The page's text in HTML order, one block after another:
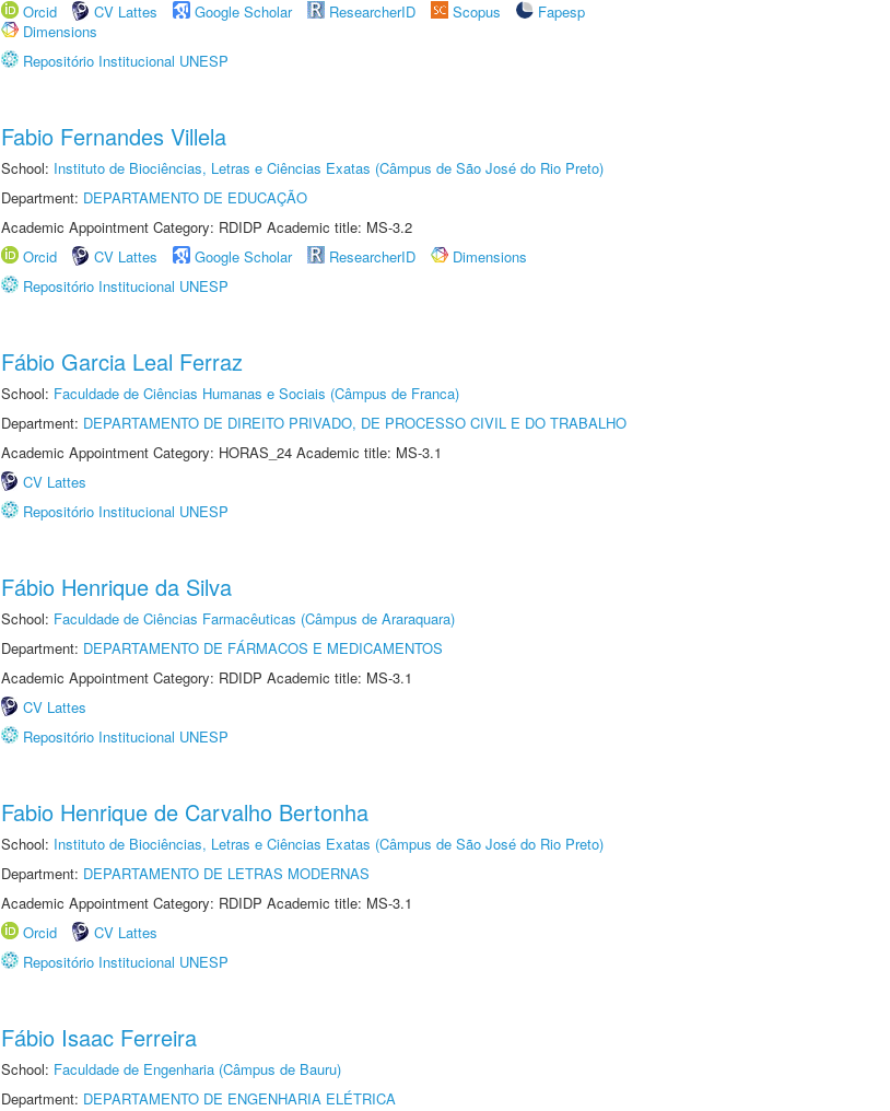
Orcid
CV Lattes Google Scholar ResearcherID Scopus
Fapesp
Dimensions
Repositório Institucional UNESP
Fabio Fernandes Villela
School: Instituto de Biociências, Letras e Ciências Exatas (Câmpus de São José do Rio Preto)
Department: DEPARTAMENTO DE EDUCAÇÃO
Academic Appointment Category: RDIDP Academic title: MS-3.2
Orcid
CV Lattes Google Scholar ResearcherID
Dimensions
Repositório Institucional UNESP
Fábio Garcia Leal Ferraz
School: Faculdade de Ciências Humanas e Sociais (Câmpus de Franca)
Department: DEPARTAMENTO DE DIREITO PRIVADO, DE PROCESSO CIVIL E DO TRABALHO
Academic Appointment Category: HORAS_24 Academic title: MS-3.1
CV Lattes
Repositório Institucional UNESP
Fábio Henrique da Silva
School: Faculdade de Ciências Farmacêuticas (Câmpus de Araraquara)
Department: DEPARTAMENTO DE FÁRMACOS E MEDICAMENTOS
Academic Appointment Category: RDIDP Academic title: MS-3.1
CV Lattes
Repositório Institucional UNESP
Fabio Henrique de Carvalho Bertonha
School: Instituto de Biociências, Letras e Ciências Exatas (Câmpus de São José do Rio Preto)
Department: DEPARTAMENTO DE LETRAS MODERNAS
Academic Appointment Category: RDIDP Academic title: MS-3.1
Orcid
CV Lattes
Repositório Institucional UNESP
Fábio Isaac Ferreira
School: Faculdade de Engenharia (Câmpus de Bauru)
Department: DEPARTAMENTO DE ENGENHARIA ELÉTRICA